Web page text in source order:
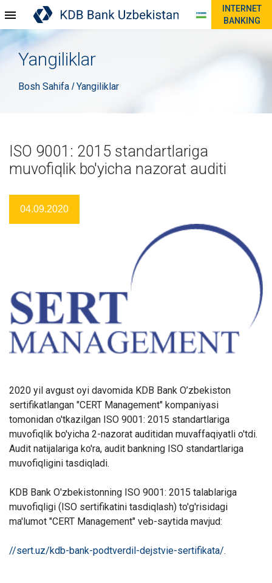
INTERNET
BANKING
Yangiliklar
Bosh Sahifa /Yangiliklar
ISO 9001: 2015 standartlariga
muvofiqlik bo'yicha nazorat auditi
04.09.2020
2020 yil avgust oyi davomida KDB Bank O’zbekiston
sertifikatlangan "CERT Management" kompaniyasi
tomonidan o'tkazilgan ISO 9001: 2015 standartlariga
muvofiqlik bo'yicha 2-nazorat auditidan muvaffaqiyatli o'tdi.
Audit natijalariga ko'ra, audit bankning ISO standartlariga
muvofiqligini tasdiqladi.
KDB Bank O'zbekistonning ISO 9001: 2015 talablariga
muvofiqligi (ISO sertifikatini tasdiqlash) to'g'risidagi
ma'lumot "CERT Management" veb-saytida mavjud:
//sert.uz/kdb-bank-podtverdil-dejstvie-sertifikata/.